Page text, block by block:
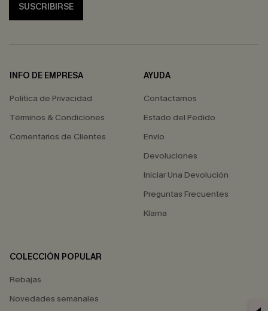
SUSCRIBIRSE
INFO DE EMPRESA
Política de Privacidad
Términos & Condiciones
Comentarios de Clientes
AYUDA
Contactarnos
Estado del Pedido
Envío
Devoluciones
Iniciar Una Devolución
Preguntas Frecuentes
Klarna
COLECCIÓN POPULAR
Rebajas
Novedades semanales